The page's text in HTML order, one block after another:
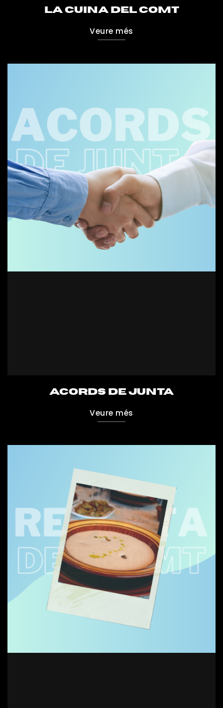
LA CUINA DEL COMT
Veure més
ACORDS DE JUNTA
Veure més